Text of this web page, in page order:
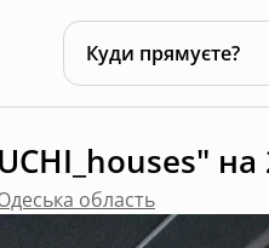
Куди прямуєте?
на
область